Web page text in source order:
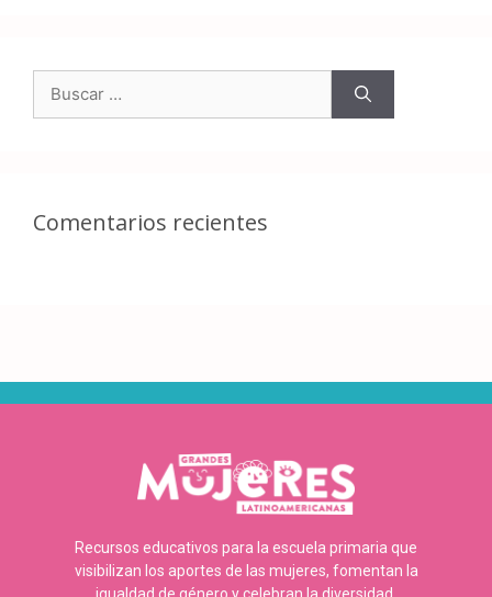
Comentarios recientes
Recursos educativos para la escuela primaria que
visibilizan los aportes de las mujeres, fomentan la
igualdad de género y celebran la diversidad.